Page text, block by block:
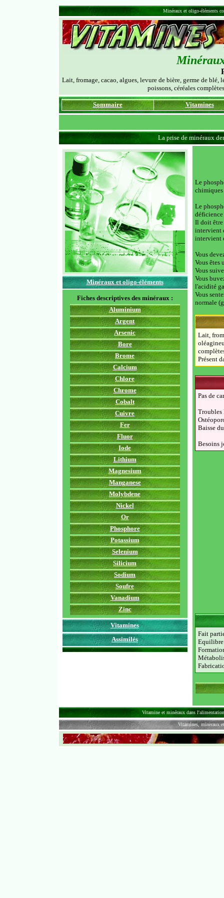
Minéraux et oligo-éléments
Lait, fromage, cacao, algues, levure de bière, germe de
poissons, céréales
Sommaire Vitamines
La prise de minéraux
Minéraux et oligo-éléments
Fiches descriptives des minéraux :
Aluminium
Argent
Arsenic
Bore
Brome
Calcium
Chlore
Chrome
Cobalt
Cuivre
Fer
Fluor
Iode
Lithium
Magnesium
Manganese
Molybdene
Nickel
Or
Phosphore
Potassium
Selenium
Silicium
Sodium
Soufre
Vanadium
Zinc
Vitamines
Assimilés
Le
chimiques
Le
déficience
Il doit être
intervient
intervient
Vous
Vous êtes
Vous
Vous
l'acidité
Vous
normale
Lait,
Présent
Pas de
Troubles
Baisse
Besoins
Fait
Equilibre
Vitamine et minéraux dans
Vitamines, mineraux